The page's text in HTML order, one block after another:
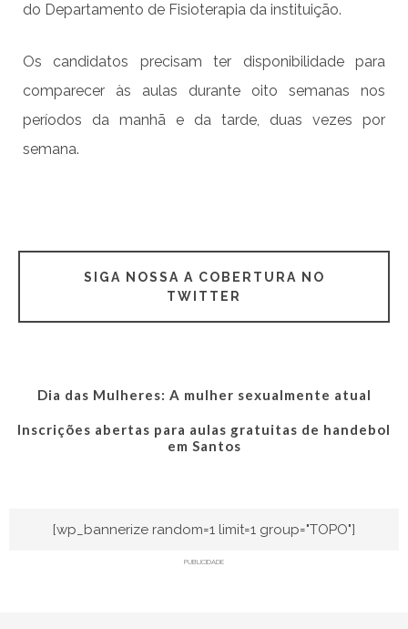
do Departamento de Fisioterapia da instituição.
Os candidatos precisam ter disponibilidade para
comparecer às aulas durante oito semanas nos
períodos da manhã e da tarde, duas vezes por
semana.
SIGA NOSSA A COBERTURA NO
TWITTER
Dia das Mulheres: A mulher sexualmente atual
Inscrições abertas para aulas gratuitas de handebol
em Santos
[wp_bannerize random=1 limit=1 group="TOPO"]
PUBLICIDADE